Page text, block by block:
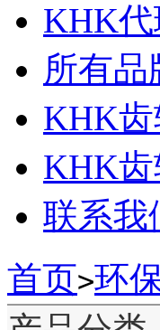
KHK
所有品
KHK
KHK
联系我
首页>环